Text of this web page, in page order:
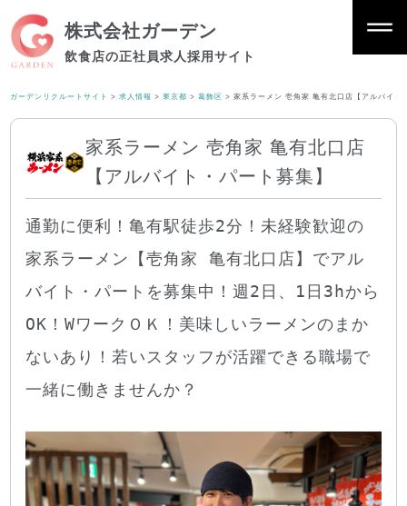
株式会社ガーデン
飲食店の正社員求人採用サイト
ガーデンリクルートサイト >求人情報 >東京都 >葛飾区 >家系ラーメン 壱角家 亀有北口店【アルバイト
家系ラーメン 壱角家 亀有北口店
【アルバイト・パート募集】
通勤に便利！亀有駅徒歩2分！未経験歓迎の
家系ラーメン【壱角家 亀有北口店】でアル
バイト・パートを募集中！週2日、1日3hから
OK！WワークＯＫ！美味しいラーメンのまか
ないあり！若いスタッフが活躍できる職場で
一緒に働きませんか？